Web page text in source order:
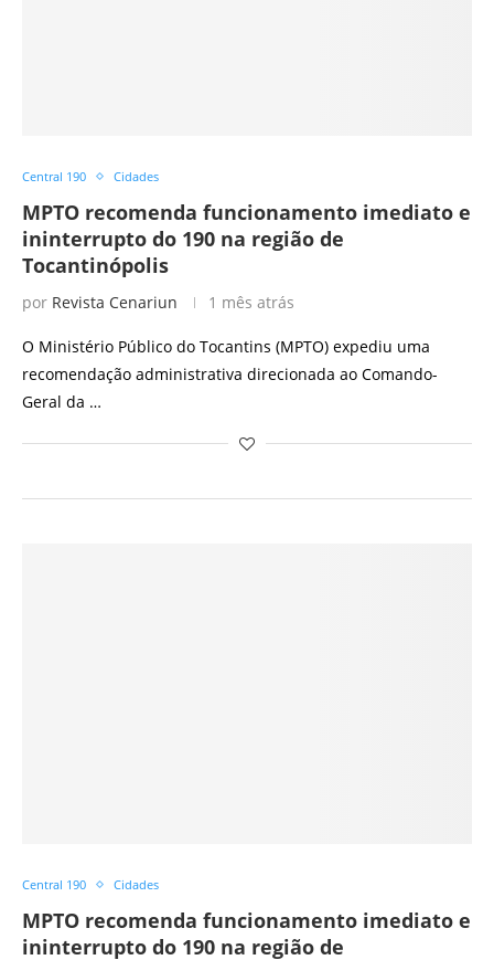
Central 190 Cidades
MPTO recomenda funcionamento imediato e
ininterrupto do 190 na região de
Tocantinópolis
por Revista Cenariun 1 mês atrás
O Ministério Público do Tocantins (MPTO) expediu uma
recomendação administrativa direcionada ao Comando-
Geral da …
Central 190 Cidades
MPTO recomenda funcionamento imediato e
ininterrupto do 190 na região de